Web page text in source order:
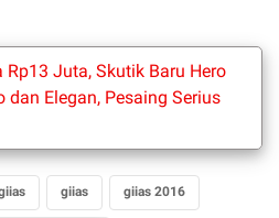
Rp13 Juta, Skutik Baru Hero
dan Elegan, Pesaing Serius
giias giias 2016